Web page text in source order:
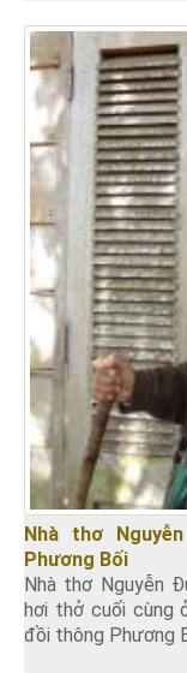
Nhà thơ
Phương Bối
Nhà thơ Nguyễn
hơi thở cuối cùng
đồi thông Phương